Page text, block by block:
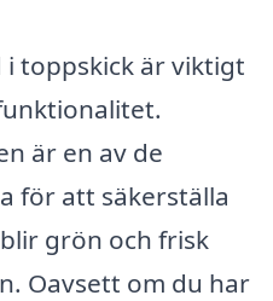
toppskick är viktigt
är en av de
för att säkerställa
grön och frisk
Oavsett om du har